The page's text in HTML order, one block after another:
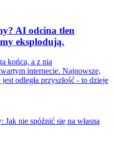
AI odcina tlen
eksplodują.
końca, a z nią
internecie. Najnowsze,
odległa przyszłość - to dzieje